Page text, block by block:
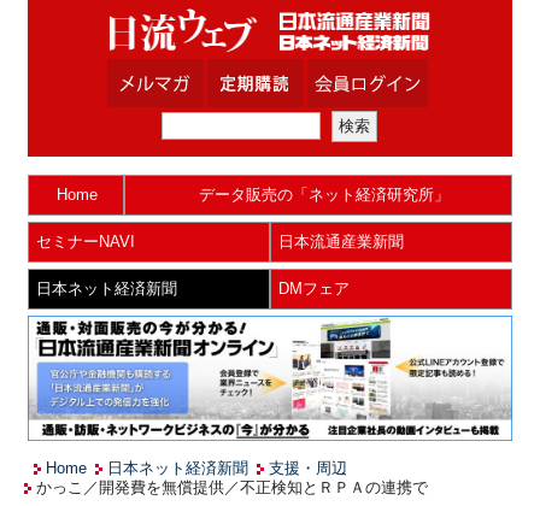
Home データ販売の「ネット経済研究所」
セミナーNAVI 日本流通産業新聞
日本ネット経済新聞 DMフェア
Home 日本ネット経済新聞
支援・周辺
かっこ／開発費を無償提供／不正検知とＲＰＡの連携で